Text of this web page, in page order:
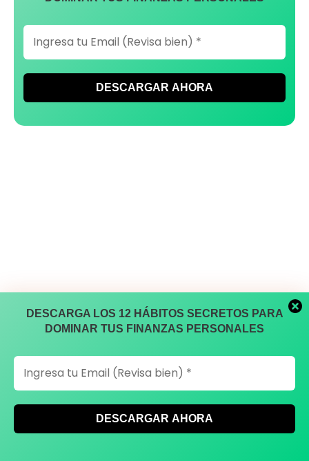
DESCARGA LOS 12 HÁBITOS SECRETOS PARA
DOMINAR TUS FINANZAS PERSONALES